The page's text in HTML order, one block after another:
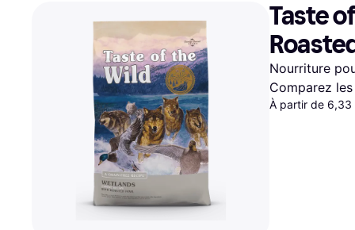
paiement
Payer maintenant
Paiement en 3 fois
Paiement à 30 jours
Klarna sur Apple Pay
Airbnb
Temu
JD
Taste
Nourriture
Comparez
À partir de 6,33